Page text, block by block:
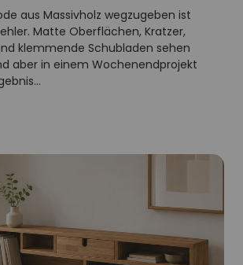
aus Massivholz wegzugeben ist
Matte Oberflächen, Kratzer,
klemmende Schubladen sehen
aber in einem Wochenendprojekt